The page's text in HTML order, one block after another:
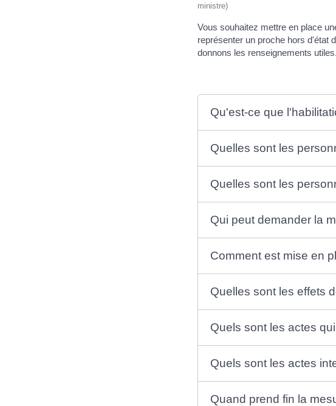
ministre)
Vous souhaitez mettre en place
représenter un proche hors d'état
donnons les renseignements utiles.
Qu'est-ce que
Quelles sont les
Quelles sont les
Qui peut demander la
Comment est mise en
Quelles sont les effets
Quels sont les actes
Quels sont les actes
Quand prend fin la